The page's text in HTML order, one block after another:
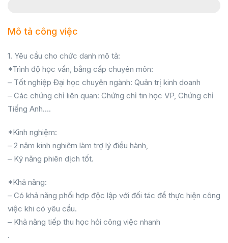
Mô tả công việc
1. Yêu cầu cho chức danh mô tả:
*Trình độ học vấn, bằng cấp chuyên môn:
– Tốt nghiệp Đại học chuyên ngành: Quản trị kinh doanh
– Các chứng chỉ liên quan: Chứng chỉ tin học VP, Chứng chỉ
Tiếng Anh….
*Kinh nghiệm:
– 2 năm kinh nghiệm làm trợ lý điều hành,
– Kỹ năng phiên dịch tốt.
*Khả năng:
– Có khả năng phối hợp độc lập với đối tác để thực hiện công
việc khi có yêu cầu.
– Khả năng tiếp thu học hỏi công việc nhanh
.